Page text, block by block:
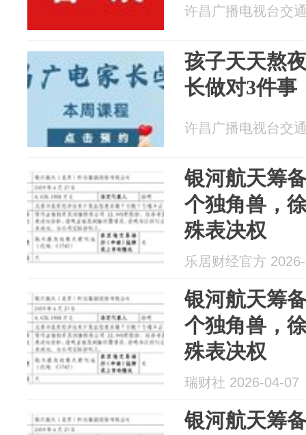
许昌广播电视台交
孩子天天熬
长做对3件事
许昌广播电视台交
银河航天筹
个独角兽，
殊表决权
乐居财经官方
银河航天筹
个独角兽，
殊表决权
瑞财社 2026-04-07
银河航天筹